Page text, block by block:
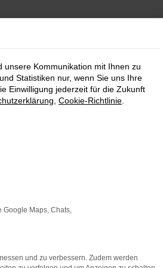
Kommunikation mit Ihnen zu
Statistiken nur, wenn Sie uns Ihre
Einwilligung jederzeit für die Zukunft
Cookie-Richtlinie
Google Maps, Chats,
und zu verbessern. Zudem werden